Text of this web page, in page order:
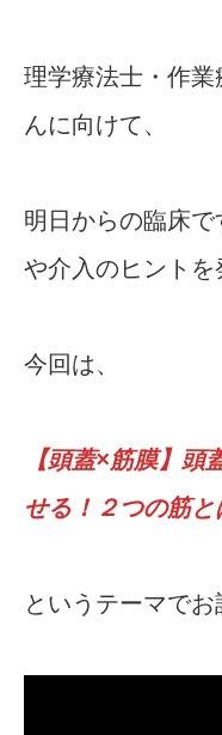
理学療法士・作業
んに向けて、
明日からの臨床
や介入のヒントを
今回は、
【頭蓋×筋膜】頭
せる！２つの筋と
というテーマでお